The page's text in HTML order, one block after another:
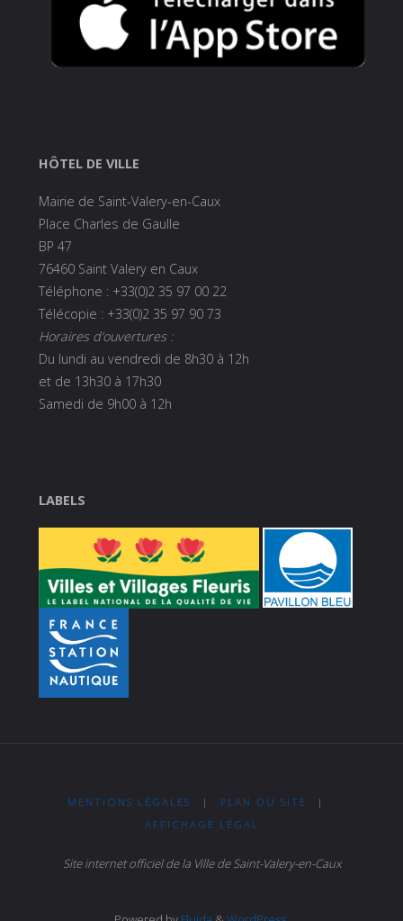
HÔTEL DE VILLE
Mairie de Saint-Valery-en-Caux
Place Charles de Gaulle
BP 47
76460 Saint Valery en Caux
Téléphone : +33(0)2 35 97 00 22
Télécopie : +33(0)2 35 97 90 73
Horaires d’ouvertures :
Du lundi au vendredi de 8h30 à 12h
et de 13h30 à 17h30
Samedi de 9h00 à 12h
LABELS
MENTIONS LÉGALES | PLAN DU SITE
|
AFFICHAGE LÉGAL
Site internet officiel de la Ville de Saint-Valery-en-Caux